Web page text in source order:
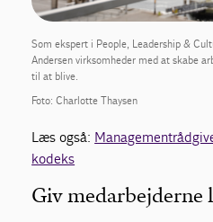
Som ekspert i People, Leadership &
Andersen virksomheder med at skabe
til at blive.
Foto: Charlotte Thaysen
Læs også:
kodeks
Giv medarbejderne